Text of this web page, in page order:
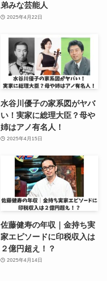
弟みな芸能人
2025年4月22日
水谷川優子の家系図がヤバ
い！実家に総理大臣？母や
姉はアノ有名人！
2025年4月15日
佐藤健寿の年収｜金持ち実
家エピソードに印税収入は
２億円超え！？
2025年4月14日